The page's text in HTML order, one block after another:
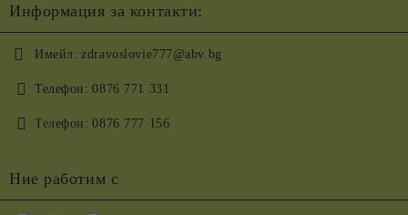
Информация за контакти:
Имейл: zdravoslovie777@abv.bg
Телефон: 0876 771 331
Телефон: 0876 777 156
Ние работим с